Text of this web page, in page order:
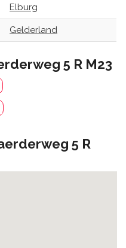
Elburg
Gelderland
5 R M23
5 R